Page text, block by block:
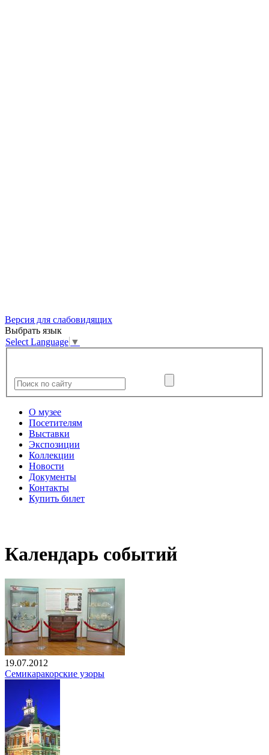
Версия для слабовидящих
Выбрать язык
Select Language ▼
О музее
Посетителям
Выставки
Экспозиции
Коллекции
Новости
Документы
Контакты
Купить билет
Календарь событий
19.07.2012
Семикаракорские узоры